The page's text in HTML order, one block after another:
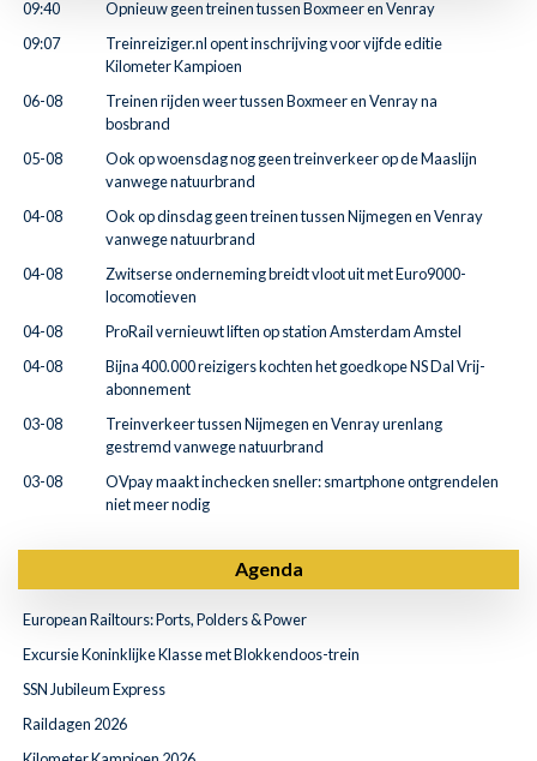
09:40
Opnieuw geen treinen tussen Boxmeer en Venray
09:07
Treinreiziger.nl opent inschrijving voor vijfde editie
Kilometer Kampioen
06-08
Treinen rijden weer tussen Boxmeer en Venray na
bosbrand
05-08
Ook op woensdag nog geen treinverkeer op de Maaslijn
vanwege natuurbrand
04-08
Ook op dinsdag geen treinen tussen Nijmegen en Venray
vanwege natuurbrand
04-08
Zwitserse onderneming breidt vloot uit met Euro9000-
locomotieven
04-08
ProRail vernieuwt liften op station Amsterdam Amstel
04-08
Bijna 400.000 reizigers kochten het goedkope NS Dal Vrij-
abonnement
03-08
Treinverkeer tussen Nijmegen en Venray urenlang
gestremd vanwege natuurbrand
03-08
OVpay maakt inchecken sneller: smartphone ontgrendelen
niet meer nodig
Agenda
European Railtours: Ports, Polders & Power
Excursie Koninklijke Klasse met Blokkendoos-trein
SSN Jubileum Express
Raildagen 2026